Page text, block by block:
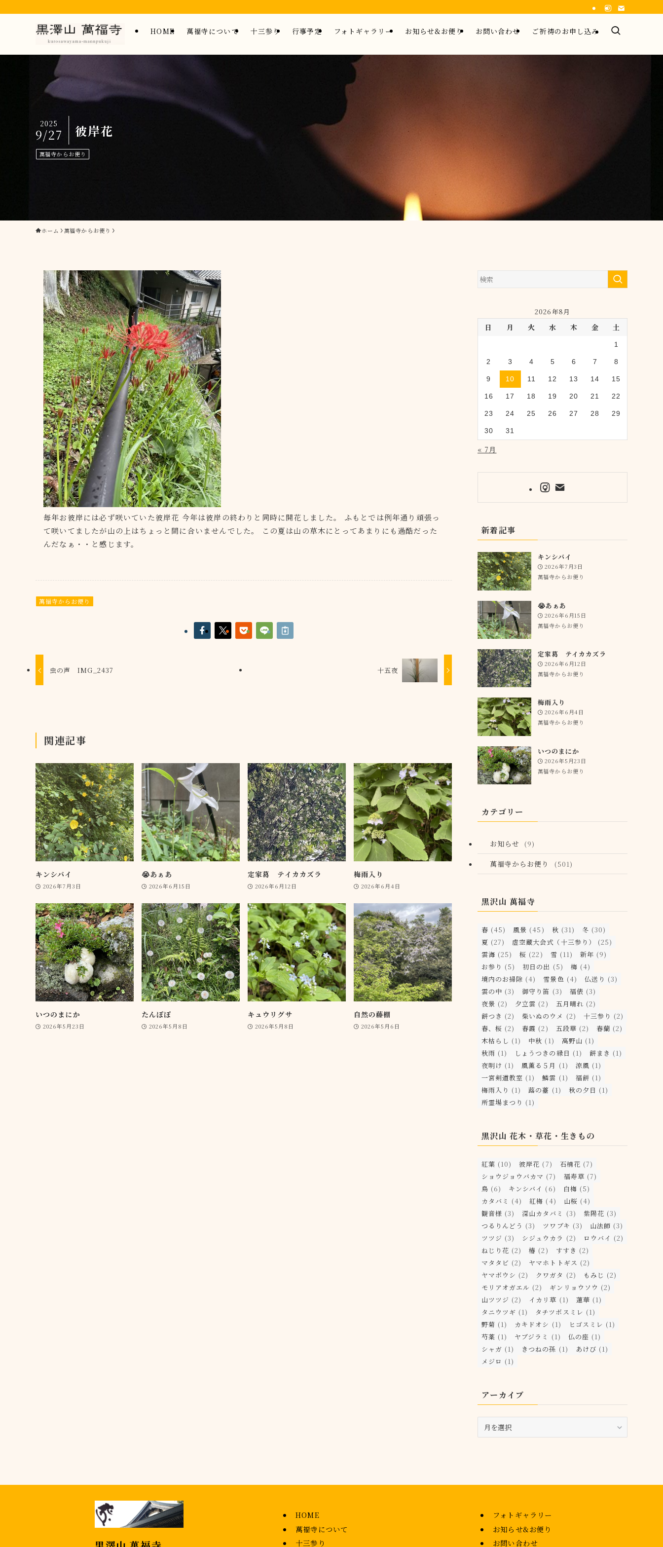
HOME 萬福寺について 十三参り 行事予定 フォトギャラリー お知らせ&お便り お問い合わせ ご祈祷のお申し込み
彼岸花
2025
9/27
萬福寺からお便り
ホーム 萬福寺からお便り
毎年お彼岸には必ず咲いていた彼岸花 今年は彼岸の終わりと同時に開花しました。 ふもとでは例年通り頑張っ
て咲いてましたが山の上はちょっと間に合いませんでした。 この夏は山の草木にとってあまりにも過酷だった
んだなぁ・・と感じます。
萬福寺からお便り
虫の声 IMG_2437 十五夜
関連記事
キンシバイ
2026年7月3日
😭あぁあ
2026年6月15日
定家葛 テイカカズラ
2026年6月12日
梅雨入り
2026年6月4日
いつのまにか
2026年5月23日
たんぽぽ
2026年5月8日
キュウリグサ
2026年5月8日
自然の藤棚
2026年5月6日
2026年8月
日 月 火 水 木 金 土
1
2 3 4 5 6 7 8
9 10 11 12 13 14 15
16 17 18 19 20 21 22
23 24 25 26 27 28 29
30 31
« 7月
新着記事
キンシバイ
2026年7月3日
萬福寺からお便り
😭あぁあ
2026年6月15日
萬福寺からお便り
定家葛 テイカカズラ
2026年6月12日
萬福寺からお便り
梅雨入り
2026年6月4日
萬福寺からお便り
いつのまにか
2026年5月23日
萬福寺からお便り
カテゴリー
お知らせ (9)
萬福寺からお便り (501)
黒沢山 萬福寺
春 (45) 風景 (45) 秋 (31) 冬 (30)
夏 (27) 虚空蔵大会式（十三参り）
(25)
雲海 (25) 桜 (22) 雪 (11) 新年 (9)
お参り (5) 初日の出 (5) 梅 (4)
境内のお掃除 (4) 雪景色 (4) 仏送り (3)
雲の中 (3) 御守り笛 (3) 福俵 (3)
夜景 (2) 夕立雲 (2) 五月晴れ (2)
餅つき (2) 柴いぬのウメ (2) 十三参り (2)
春、桜 (2) 春霞 (2) 五段華 (2) 春蘭 (2)
木枯らし (1) 中秋 (1) 高野山 (1)
秋雨 (1) しょうつきの縁日 (1) 餅まき (1)
夜明け (1) 風薫る５月 (1) 涼風 (1)
一宮剣道教室 (1) 鱗雲 (1) 福餅 (1)
梅雨入り (1) 蕗の薹 (1) 秋の夕日 (1)
所霊場まつり (1)
黒沢山 花木・草花・生きもの
紅葉 (10) 彼岸花 (7) 石楠花 (7)
ショウジョウバカマ (7) 福寿草 (7)
鳥 (6) キンシバイ (6) 白梅 (5)
カタバミ (4) 紅梅 (4) 山桜 (4)
観音様 (3) 深山カタバミ (3) 紫陽花 (3)
つるりんどう (3) ツワブキ (3) 山法師 (3)
ツツジ (3) シジュウカラ (2) ロウバイ (2)
ねじり花 (2) 椿 (2) すすき (2)
マタタビ (2) ヤマホトトギス (2)
ヤマボウシ (2) クワガタ (2) もみじ (2)
モリアオガエル (2) ギンリョウソウ (2)
山ツツジ (2) イカリ草 (1) 蓮華 (1)
タニウツギ (1) タチツボスミレ (1)
野菊 (1) カキドオシ (1) ヒゴスミレ (1)
芍薬 (1) ヤブジラミ (1) 仏の座 (1)
シャガ (1) きつねの孫 (1) あけび (1)
メジロ (1)
アーカイブ
ー
HOME
萬福寺について
十三参り
フォトギャラリー
お知らせ&お便り
お問い合わせ